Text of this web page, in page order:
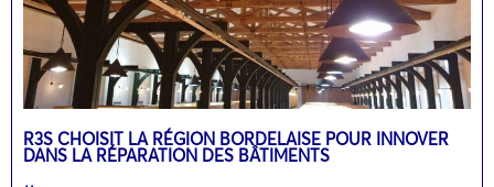
R3S CHOISIT LA RÉGION BORDELAISE POUR INNOVER
DANS LA RÉPARATION DES BÂTIMENTS